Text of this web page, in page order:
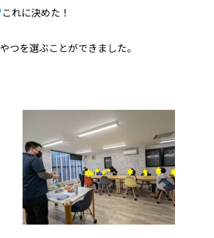
これに決めた！
つを選ぶことができました。